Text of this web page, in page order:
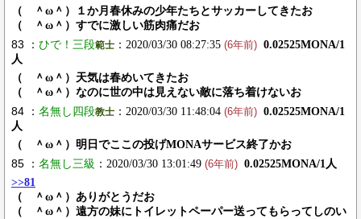
（ ＾ω＾）１か月春休みの少年たちとサッカーしてきたお
（ ＾ω＾）すでに激しい筋肉痛だお
83 ： ひで！三段範士 ：2020/03/30 08:27:35 (6年前) 0.02525MONA/1
人
（ ＾ω＾）天気は春めいてきたお
（ ＾ω＾）なのに世の中は見えない敵に落ち着けないお
84 ： 名無し四段教士 ：2020/03/30 11:48:04 (6年前) 0.02525MONA/1
人
（ ＾ω＾）明日でここの投げMONAサービス終了かお
85 ： 名無し三級 ：2020/03/30 13:01:49 (6年前) 0.02525MONA/1人
>>81
（ ＾ω＾）ありがとうだお
（ ＾ω＾）遠方の妹にトイレットペーパー送ってもらってしのい